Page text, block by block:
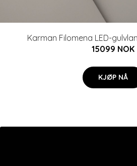
Karman Filomena LED-
15099 NOK
KJØP NÅ